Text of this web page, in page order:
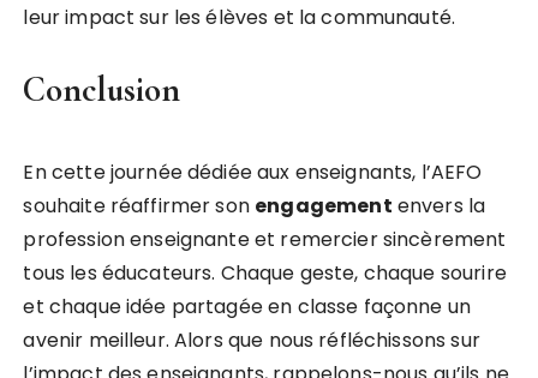
leur impact sur les élèves et la communauté.
Conclusion
En cette journée dédiée aux enseignants, l’AEFO
souhaite réaffirmer son engagement envers la
profession enseignante et remercier sincèrement
tous les éducateurs. Chaque geste, chaque sourire
et chaque idée partagée en classe façonne un
avenir meilleur. Alors que nous réfléchissons sur